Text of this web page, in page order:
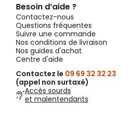
Besoin d’aide ?
Contactez-nous
Questions fréquentes
Suivre une commande
Nos conditions de livraison
Nos guides d'achat
Centre d'aide
Contactez le 09 69 32 32 23
(appel non surtaxé)
Accès sourds
et malentendants